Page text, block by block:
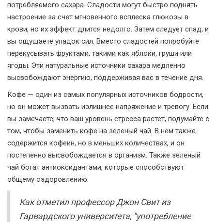
потребляемого сахара. Сладости могут быстро поднять
настроение за счет мгновенного всплеска глюкозы в
крови, но их эффект длится недолго. Затем следует спад, и
вы ощущаете упадок сил. Вместо сладостей попробуйте
перекусывать фруктами, такими как яблоки, груши или
ягоды. Эти натуральные источники сахара медленно
высвобождают энергию, поддерживая вас в течение дня.
Кофе — один из самых популярных источников бодрости,
но он может вызвать излишнее напряжение и тревогу. Если
вы замечаете, что ваш уровень стресса растет, подумайте о
том, чтобы заменить кофе на зеленый чай. В нем также
содержится кофеин, но в меньших количествах, и он
постепенно высвобождается в организм. Также зеленый
чай богат антиоксидантами, которые способствуют
общему оздоровлению.
Как отметил профессор Джон Свит из
Гарвардского университета, "употребление